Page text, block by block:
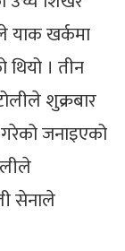
याक खर्कमा
। तीन
शुक्रबार
जनाइएको
सेनाले